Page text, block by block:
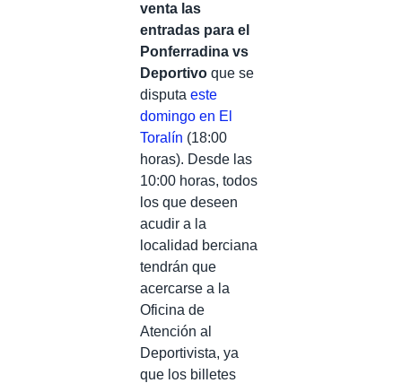
venta las
entradas para el
Ponferradina vs
Deportivo que se
disputa este
domingo en El
Toralín (18:00
horas). Desde las
10:00 horas, todos
los que deseen
acudir a la
localidad berciana
tendrán que
acercarse a la
Oficina de
Atención al
Deportivista, ya
que los billetes